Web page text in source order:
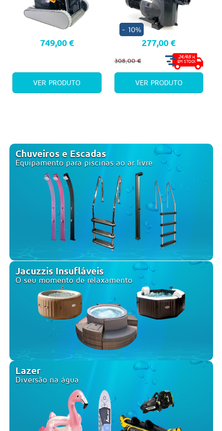
749,00 €
VER PRODUTO
- 10%
277,00 €
308,00 €
24/48 H.
EM STOCK
VER PRODUTO
Chuveiros e Escadas
Equipamento para piscinas ao ar livre
Jacuzzis Insufláveis
O seu momento de relaxamento
Lazer
Diversão na água